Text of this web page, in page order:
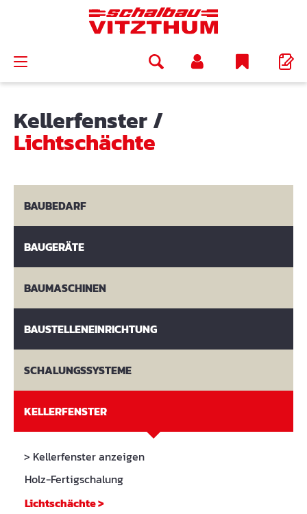
Kellerfenster/
Lichtschächte
BAUBEDARF
BAUGERÄTE
BAUMASCHINEN
BAUSTELLENEINRICHTUNG
SCHALUNGSSYSTEME
KELLERFENSTER
> Kellerfenster anzeigen
Holz-Fertigschalung
Lichtschächte>